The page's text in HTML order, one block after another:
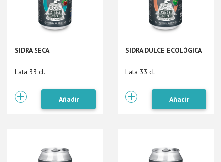
SIDRA SECA
Lata 33 cl.
Añadir
SIDRA DULCE ECOLÓGICA
Lata 33 cl.
Añadir